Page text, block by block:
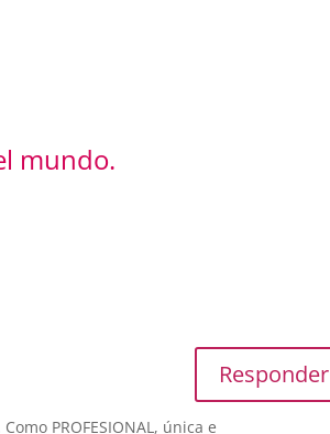
mundo.
PROFESIONAL, única e
Responder